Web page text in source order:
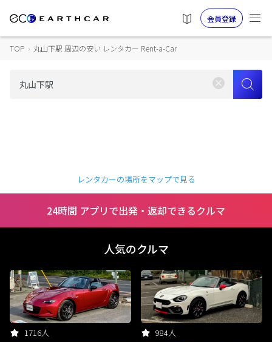
会員登録
TOP › 丸山下駅 周辺の安い レンタカー Rent-a-Car
レンタカーの場所をマップで見る
24時間 アプリで出発・返却できるクルマ
人気のクルマ
1716人 984人